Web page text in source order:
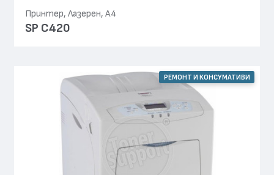
Принтер, Лазерен, А4
SP C420
РЕМОНТ И КОНСУМАТИВИ